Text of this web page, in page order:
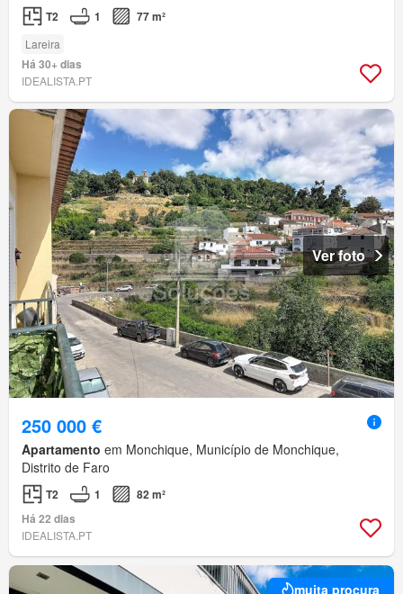
T2 1 77 m²
Lareira
Há 30+ dias
IDEALISTA.PT
Ver foto
250 000 €
Apartamento em Monchique, Município de Monchique,
Distrito de Faro
T2 1
82 m²
Há 22 dias
IDEALISTA.PT
muita procura